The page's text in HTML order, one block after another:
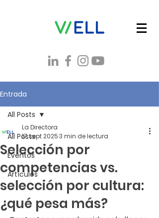
Entrada
All Posts
Eventos
Artículos
All Posts
Selección por
competencias vs.
selección por cultura:
¿qué pesa más?
La Directora
17 sept 20253 min de lectura